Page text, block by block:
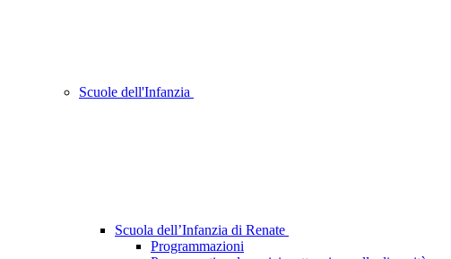
Scuole dell'Infanzia
Scuola dell’Infanzia di Renate
Programmazioni